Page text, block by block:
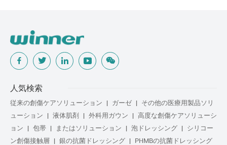
人気検索
従来の創傷ケアソリューション ガーゼ
その他の医療用製品ソリ
ューション
液体肌剤 外科用ガウン
高度な創傷ケアソリューシ
ョン
包帯 またはソリューション 泡ドレッシング
シリコー
ン創傷接触層
銀の抗菌ドレッシング PHMBの抗菌ドレッシング